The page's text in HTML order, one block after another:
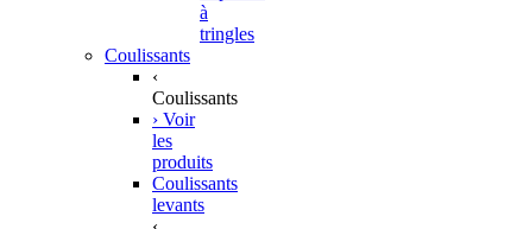
à
tringles
Coulissants
‹
Coulissants
› Voir
les
produits
Coulissants
levants